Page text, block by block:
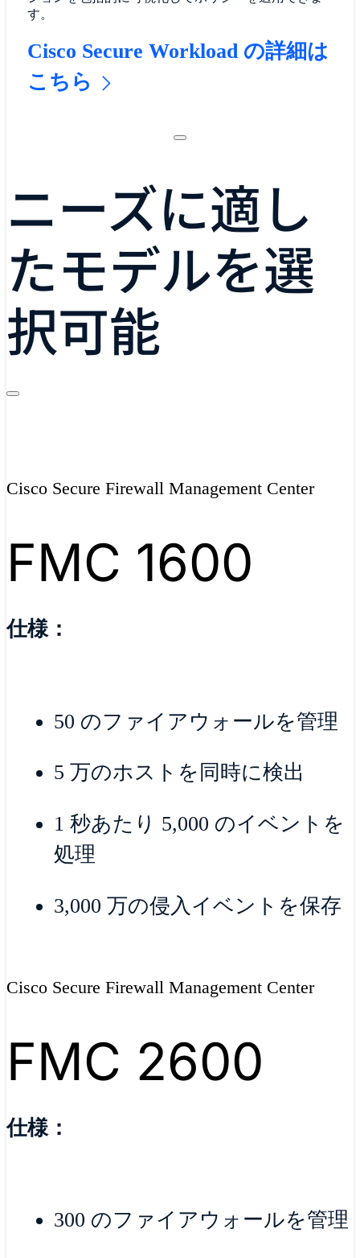
す。
Cisco Secure Workload の詳細は
こちら
ニーズに適し
たモデルを選
択可能
Cisco Secure Firewall Management Center
FMC 1600
仕様：
50 のファイアウォールを管理
5 万のホストを同時に検出
1 秒あたり 5,000 のイベントを
処理
3,000 万の侵入イベントを保存
Cisco Secure Firewall Management Center
FMC 2600
仕様：
300 のファイアウォールを管理